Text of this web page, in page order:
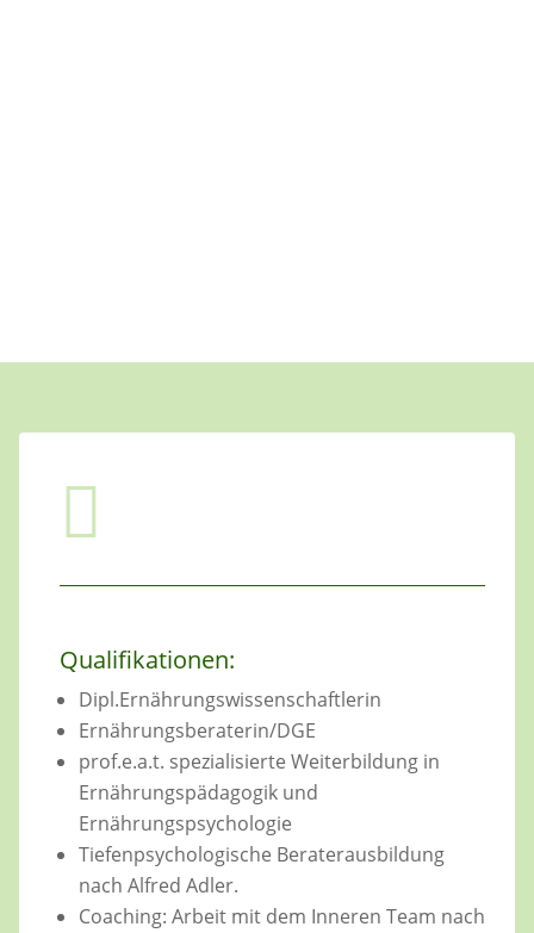

Qualifikationen:
Dipl.Ernährungs­wissen­schaftlerin
Ernährungsberaterin/DGE
prof.e.a.t. spezialisierte Weiterbildung in
Ernährungspädagogik und
Ernährungspsychologie
Tiefenpsychologische Beraterausbildung
nach Alfred Adler.
Coaching: Arbeit mit dem Inneren Team nach